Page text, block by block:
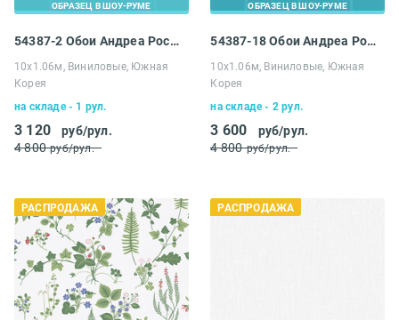
ОБРАЗЕЦ В ШОУ-РУМЕ
54387-2 Обои Андреа Росси Спектрум Про
10х1.06м, Виниловые, Южная
Корея
на складе - 1 рул.
3 120
руб/рул.
4 800 руб/рул.
ОБРАЗЕЦ В ШОУ-РУМЕ
54387-18 Обои Андреа Росси Спектрум Про
10х1.06м, Виниловые, Южная
Корея
на складе - 2 рул.
3 600
руб/рул.
4 800 руб/рул.
РАСПРОДАЖА РАСПРОДАЖА